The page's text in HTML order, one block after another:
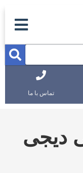
تماس با ما
دیجی